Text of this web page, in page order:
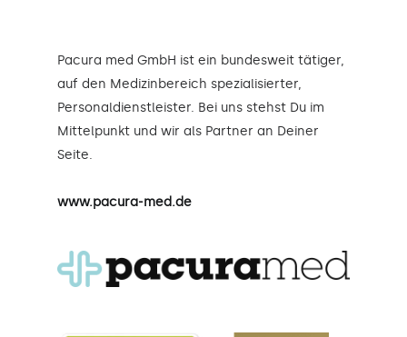
Pacura med GmbH ist ein bundesweit tätiger,
auf den Medizinbereich spezialisierter,
Personaldienstleister. Bei uns stehst Du im
Mittelpunkt und wir als Partner an Deiner
Seite.
www.pacura-med.de